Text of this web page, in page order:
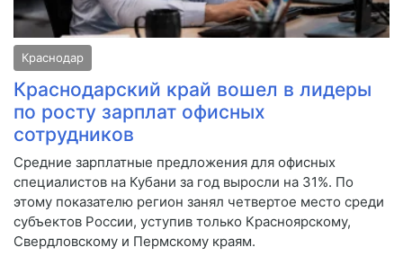
Краснодар
Краснодарский край вошел в лидеры
по росту зарплат офисных
сотрудников
Средние зарплатные предложения для офисных
специалистов на Кубани за год выросли на 31%. По
этому показателю регион занял четвертое место среди
субъектов России, уступив только Красноярскому,
Свердловскому и Пермскому краям.